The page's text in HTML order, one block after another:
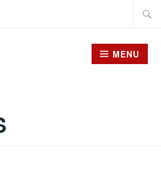
MENU